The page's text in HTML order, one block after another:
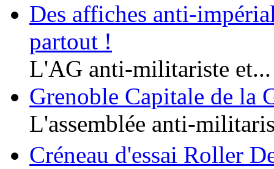
Des affiches anti-
partout !
L'AG anti-militariste et...
Grenoble Capitale de la
L'assemblée anti-
Créneau d'essai Roller